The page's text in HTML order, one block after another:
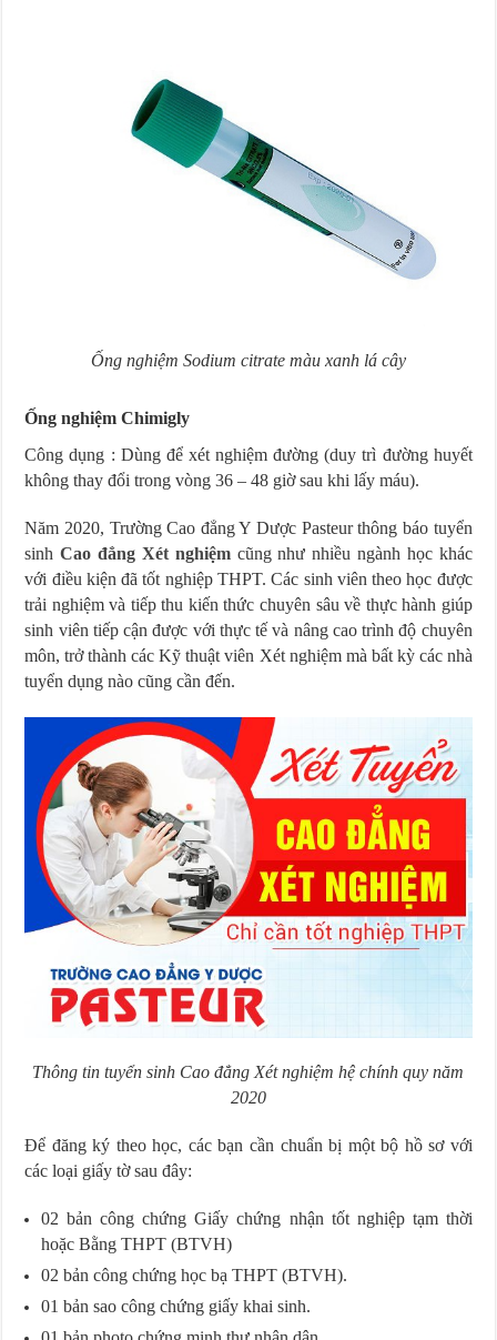
Ống nghiệm Sodium citrate màu xanh lá cây
Ống nghiệm Chimigly
Công dụng : Dùng để xét nghiệm đường (duy trì đường huyết
không thay đổi trong vòng 36 – 48 giờ sau khi lấy máu).
Năm 2020, Trường Cao đẳng Y Dược Pasteur thông báo tuyển
sinhCao đẳng Xét nghiệmcũng như nhiều ngành học khác
với điều kiện đã tốt nghiệp THPT. Các sinh viên theo học được
trải nghiệm và tiếp thu kiến thức chuyên sâu về thực hành giúp
sinh viên tiếp cận được với thực tế và nâng cao trình độ chuyên
môn, trở thành các Kỹ thuật viên Xét nghiệm mà bất kỳ các nhà
tuyển dụng nào cũng cần đến.
Thông tin tuyển sinh Cao đẳng Xét nghiệm hệ chính quy năm
2020
Để đăng ký theo học, các bạn cần chuẩn bị một bộ hồ sơ với
các loại giấy tờ sau đây:
02 bản công chứng Giấy chứng nhận tốt nghiệp tạm thời
hoặc Bằng THPT (BTVH)
02 bản công chứng học bạ THPT (BTVH).
01 bản sao công chứng giấy khai sinh.